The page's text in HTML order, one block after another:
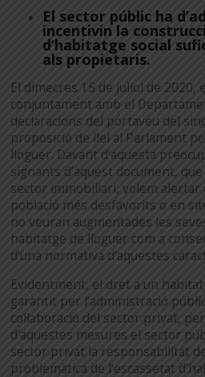
El sector públic ha
incentivin la
d’habitatge social
als propietaris.
El dimecres 15 de juliol de 2020,
conjuntament amb el
declaracions del portaveu del
proposició de llei al Parlament
lloguer. Davant d’aquesta
signants d’aquest document,
sector immobiliari, volem alertar
població més desfavorits o en
no veuran augmentades les
habitatge de lloguer com a
d’una normativa d’aquestes
Evidentment, el dret a un
garantit per l’administració
col·laboració del sector privat,
d’aquestes mesures el sector
sector privat la responsabilitat
problemàtica de l’escassetat